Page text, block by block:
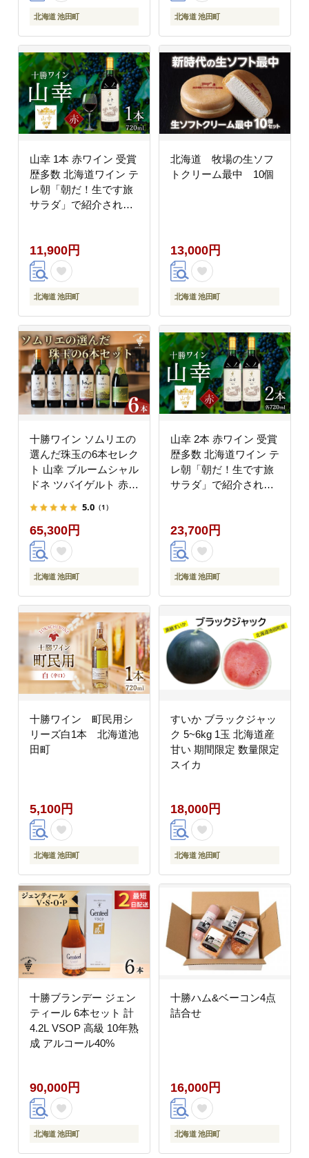
北海道 池田町 北海道 池田町
山幸 1本 赤ワイン 受賞
歴多数 北海道ワイン テ
レ朝「朝だ！生です旅
サラダ」で紹介されま
イン 世界が認めるワイ
ン
11,900円
北海道 池田町
北海道 牧場の生ソフ
トクリーム最中 10個
13,000円
北海道 池田町
十勝ワイン ソムリエの
選んだ珠玉の6本セレク
ト 山幸 ブルームシャル
ドネ ツバイゲルト 赤ワ
リング 北海道池田町 ビ
ンテージ 厳選 セレクシ
ョン
5.0 （1）
65,300円
北海道 池田町
山幸 2本 赤ワイン 受賞
歴多数 北海道ワイン テ
レ朝「朝だ！生です旅
サラダ」で紹介されま
イン 世界が認めるワイ
ン
23,700円
北海道 池田町
十勝ワイン 町民用シ
リーズ白1本 北海道池
田町
5,100円
北海道 池田町
すいか ブラックジャッ
ク 5~6kg 1玉 北海道産
甘い 期間限定 数量限定
スイカ
18,000円
北海道 池田町
十勝ブランデー ジェン
ティール 6本セット 計
4.2L VSOP 高級 10年熟
成 アルコール40%
90,000円
北海道 池田町
十勝ハム&ベーコン4点
詰合せ
16,000円
北海道 池田町